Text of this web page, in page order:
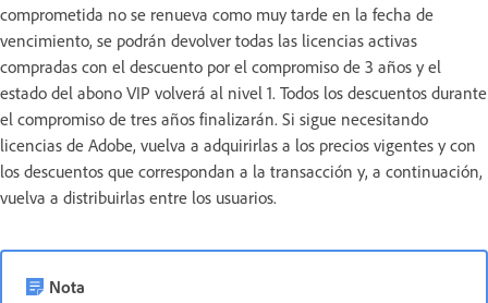
comprometida no se renueva como muy tarde en la fecha de
vencimiento, se podrán devolver todas las licencias activas
compradas con el descuento por el compromiso de 3 años y el
estado del abono VIP volverá al nivel 1. Todos los descuentos durante
el compromiso de tres años finalizarán. Si sigue necesitando
licencias de Adobe, vuelva a adquirirlas a los precios vigentes y con
los descuentos que correspondan a la transacción y, a continuación,
vuelva a distribuirlas entre los usuarios.
Nota